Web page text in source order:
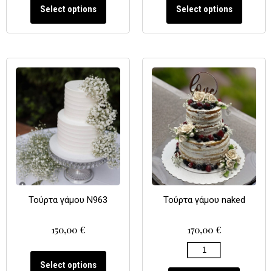
Select options Select options
Τούρτα γάμου N963
150,00 €
Select options
Τούρτα γάμου naked
170,00 €